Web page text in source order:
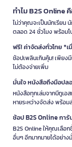
ทำไม B2S
ไม่ว่าคุณจะเป็นนักเรียน
ตลอด 24 ชั่วโมง พร้อม
ฟรี! ค่าจัดส่งทั่วไทย *
ช้อปเพลินเกินคุ้ม! เพีย
ไม่ต้องจ่ายเพิ่ม
มั่นใจ หนังสือถึงมือปล
หนังสือทุกเล่มจากบีทูเอ
หายระหว่างจัดส่ง พร้
ช้อป B2S Online กา
B2S Online ให้คุณเลือก
อื่นๆ อีกมากมายได้อย่า